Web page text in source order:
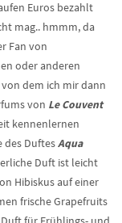
Euros bezahlt
mag.. hmmm, da
Fan von
oder anderen
dem ich mir dann
von Le Couvent
kennenlernen
des DuftesAqua
Duft ist leicht
Hibiskus auf einer
frische Grapefruits